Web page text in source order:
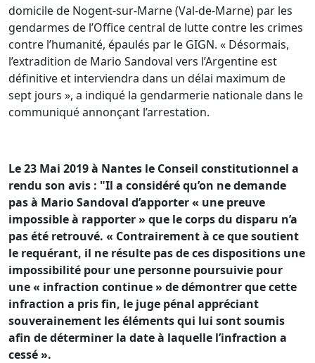
domicile de Nogent-sur-Marne (Val-de-Marne) par les
gendarmes de l’Office central de lutte contre les crimes
contre l’humanité, épaulés par le GIGN. « Désormais,
l’extradition de Mario Sandoval vers l’Argentine est
définitive et interviendra dans un délai maximum de
sept jours », a indiqué la gendarmerie nationale dans le
communiqué annonçant l’arrestation.
Le 23 Mai 2019 à Nantes le Conseil constitutionnel a
rendu son avis : "Il a considéré qu’on ne demande
pas à Mario Sandoval d’apporter « une preuve
impossible à rapporter » que le corps du disparu n’a
pas été retrouvé. « Contrairement à ce que soutient
le requérant, il ne résulte pas de ces dispositions une
impossibilité pour une personne poursuivie pour
une « infraction continue » de démontrer que cette
infraction a pris fin, le juge pénal appréciant
souverainement les éléments qui lui sont soumis
afin de déterminer la date à laquelle l’infraction a
cessé ».